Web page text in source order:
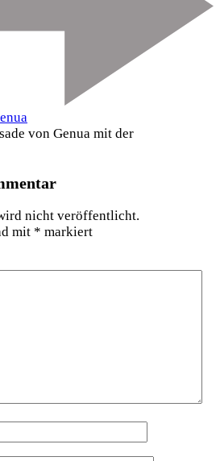
nicht veröffentlicht.
mit * markiert